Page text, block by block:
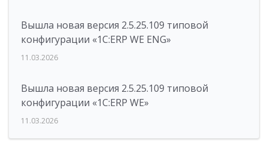
Вышла новая версия 2.5.25.109 типовой
конфигурации «1С:ERP WE ENG»
11.03.2026
Вышла новая версия 2.5.25.109 типовой
конфигурации «1С:ERP WE»
11.03.2026